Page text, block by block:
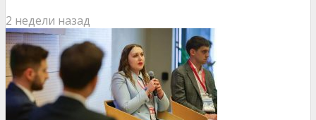
2 недели назад